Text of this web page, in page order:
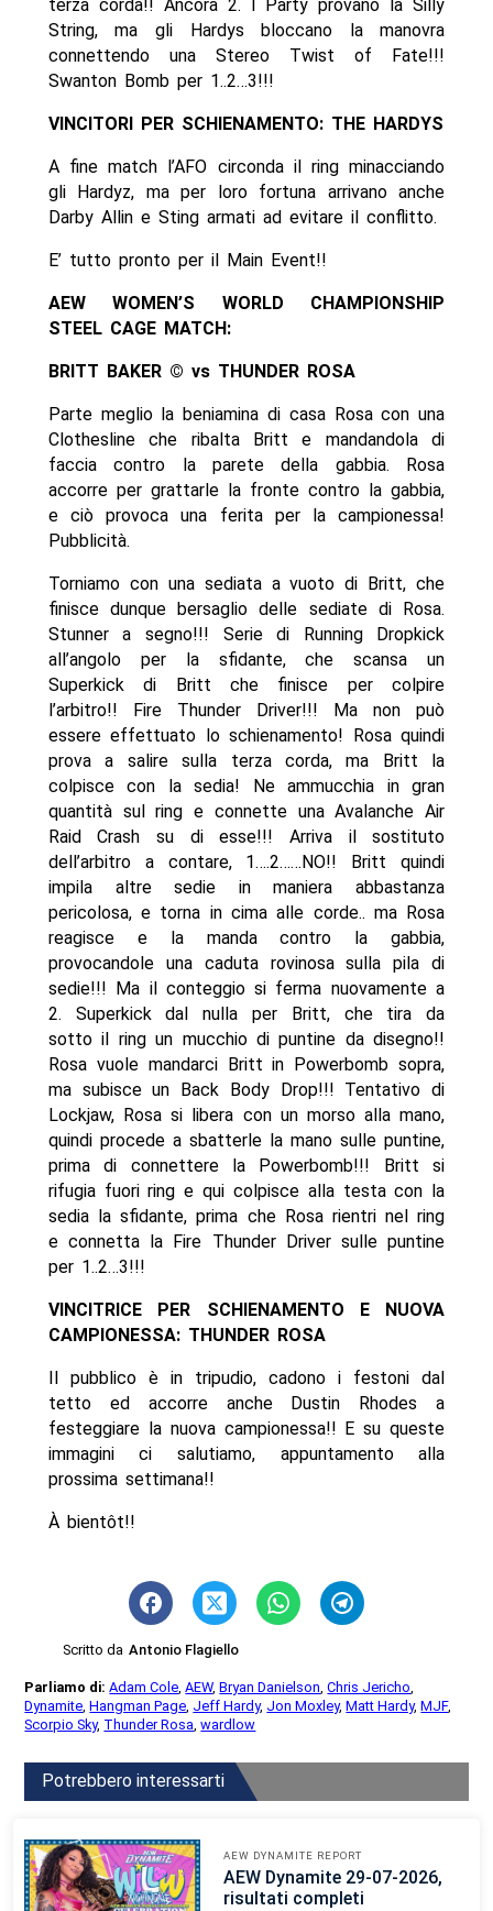
terza corda!! Ancora 2. I Party provano la Silly
String, ma gli Hardys bloccano la manovra
connettendo una Stereo Twist of Fate!!!
Swanton Bomb per 1..2…3!!!
VINCITORI PER SCHIENAMENTO: THE HARDYS
A fine match l’AFO circonda il ring minacciando
gli Hardyz, ma per loro fortuna arrivano anche
Darby Allin e Sting armati ad evitare il conflitto.
E’ tutto pronto per il Main Event!!
AEW WOMEN’S WORLD CHAMPIONSHIP
STEEL CAGE MATCH:
BRITT BAKER © vs THUNDER ROSA
Parte meglio la beniamina di casa Rosa con una
Clothesline che ribalta Britt e mandandola di
faccia contro la parete della gabbia. Rosa
accorre per grattarle la fronte contro la gabbia,
e ciò provoca una ferita per la campionessa!
Pubblicità.
Torniamo con una sediata a vuoto di Britt, che
finisce dunque bersaglio delle sediate di Rosa.
Stunner a segno!!! Serie di Running Dropkick
all’angolo per la sfidante, che scansa un
Superkick di Britt che finisce per colpire
l’arbitro!! Fire Thunder Driver!!! Ma non può
essere effettuato lo schienamento! Rosa quindi
prova a salire sulla terza corda, ma Britt la
colpisce con la sedia! Ne ammucchia in gran
quantità sul ring e connette una Avalanche Air
Raid Crash su di esse!!! Arriva il sostituto
dell’arbitro a contare, 1….2……NO!! Britt quindi
impila altre sedie in maniera abbastanza
pericolosa, e torna in cima alle corde.. ma Rosa
reagisce e la manda contro la gabbia,
provocandole una caduta rovinosa sulla pila di
sedie!!! Ma il conteggio si ferma nuovamente a
2. Superkick dal nulla per Britt, che tira da
sotto il ring un mucchio di puntine da disegno!!
Rosa vuole mandarci Britt in Powerbomb sopra,
ma subisce un Back Body Drop!!! Tentativo di
Lockjaw, Rosa si libera con un morso alla mano,
quindi procede a sbatterle la mano sulle puntine,
prima di connettere la Powerbomb!!! Britt si
rifugia fuori ring e qui colpisce alla testa con la
sedia la sfidante, prima che Rosa rientri nel ring
e connetta la Fire Thunder Driver sulle puntine
per 1..2…3!!!
VINCITRICE PER SCHIENAMENTO E NUOVA
CAMPIONESSA: THUNDER ROSA
Il pubblico è in tripudio, cadono i festoni dal
tetto ed accorre anche Dustin Rhodes a
festeggiare la nuova campionessa!! E su queste
immagini ci salutiamo, appuntamento alla
prossima settimana!!
À bientôt!!
Scritto da Antonio Flagiello
Parliamo di:Adam Cole,AEW,Bryan Danielson,Chris Jericho,
Dynamite,Hangman Page, Jeff Hardy, Jon Moxley,Matt Hardy,MJF,
Scorpio Sky, Thunder Rosa,wardlow
Potrebbero interessarti
AEW DYNAMITE REPORT
AEW Dynamite 29-07-2026,
risultati completi